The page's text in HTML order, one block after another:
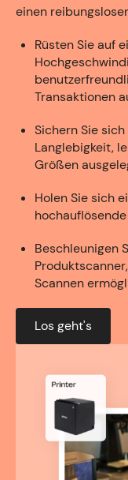
einen
Rüsten Sie auf
Transaktionen
Sichern Sie
Langlebigkeit,
Größen
Holen Sie sich
Beschleunigen
Scannen
Los geht's